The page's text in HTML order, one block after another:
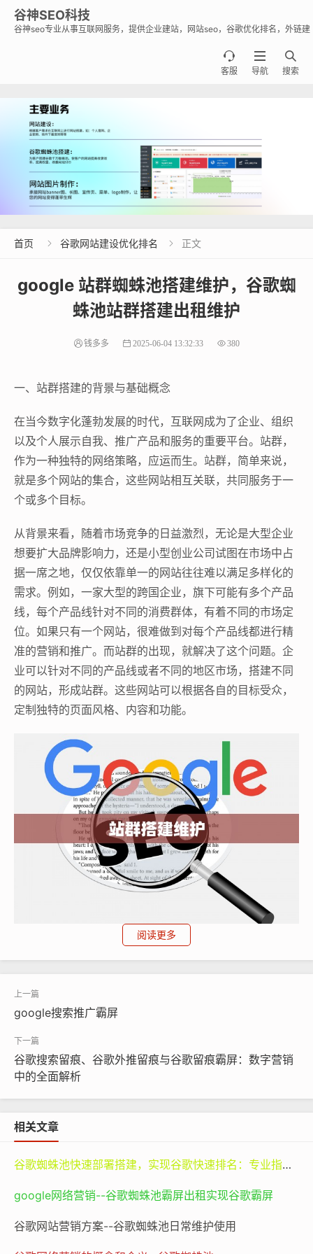
谷神SEO科技
谷神seo专业从事互联网服务，提供企业建站，网站seo，谷歌优化排名，外链建

搜索

导航

客服
首页  谷歌网站建设优化排名  正文
google 站群蜘蛛池搭建维护，谷歌蜘
蛛池站群搭建出租维护
钱多多 2025-06-04 13:32:33 380
一、站群搭建的背景与基础概念
在当今数字化蓬勃发展的时代，互联网成为了企业、组织
以及个人展示自我、推广产品和服务的重要平台。站群，
作为一种独特的网络策略，应运而生。站群，简单来说，
就是多个网站的集合，这些网站相互关联，共同服务于一
个或多个目标。
从背景来看，随着市场竞争的日益激烈，无论是大型企业
想要扩大品牌影响力，还是小型创业公司试图在市场中占
据一席之地，仅仅依靠单一的网站往往难以满足多样化的
需求。例如，一家大型的跨国企业，旗下可能有多个产品
线，每个产品线针对不同的消费群体，有着不同的市场定
位。如果只有一个网站，很难做到对每个产品线都进行精
准的营销和推广。而站群的出现，就解决了这个问题。企
业可以针对不同的产品线或者不同的地区市场，搭建不同
的网站，形成站群。这些网站可以根据各自的目标受众，
定制独特的页面风格、内容和功能。
谷歌蜘蛛池
在搭建站群之前，我们需要先了解一些基础概念。首先是
域名，域名就像是网站的门牌号，是用户访问网站的入
口。选择域名时要考虑与网站主题相关、容易记忆等因
素。对于站群来说，域名的多样性和关联性也很重要。如
果是针对不同产品线的站群，域名可以包含产品名称的关
键词；如果是地区性站群，域名可以包含地区名称的关键
词。其次是服务器，服务器是存放网站文件的地方，就像
房子一样。服务器的性能直接影响网站的访问速度和稳定
性。在搭建站群时，要根据站群的规模和流量需求选择合
配置较高、带宽较大的服务器，以确保每个网站都能快速
站群搭建还涉及到网站的架构设计。一个良好的网站架构
阅读更多
google搜索推广霸屏
谷歌搜索留痕、谷歌外推留痕与谷歌留痕霸屏：数字营销
中的全面解析
相关文章
谷歌蜘蛛池快速部署搭建，实现谷歌快速排名：专业指南与谷神SEO的价值
google网络营销--谷歌蜘蛛池霸屏出租实现谷歌霸屏
谷歌网站营销方案--谷歌蜘蛛池日常维护使用